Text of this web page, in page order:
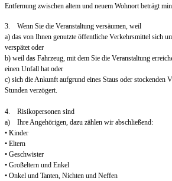
Entfernung zwischen altem und neuem Wohnort beträgt
3. Wenn Sie die Veranstaltung versäumen, weil
a) das von Ihnen genutzte öffentliche Verkehrsmittel sich
verspätet oder
b) weil das Fahrzeug, mit dem Sie die Veranstaltung
einen Unfall hat oder
c) sich die Ankunft aufgrund eines Staus oder stockenden
Stunden verzögert.
4. Risikopersonen sind
a) Ihre Angehörigen, dazu zählen wir abschließend:
• Kinder
• Eltern
• Geschwister
• Großeltern und Enkel
• Onkel und Tanten, Nichten und Neffen